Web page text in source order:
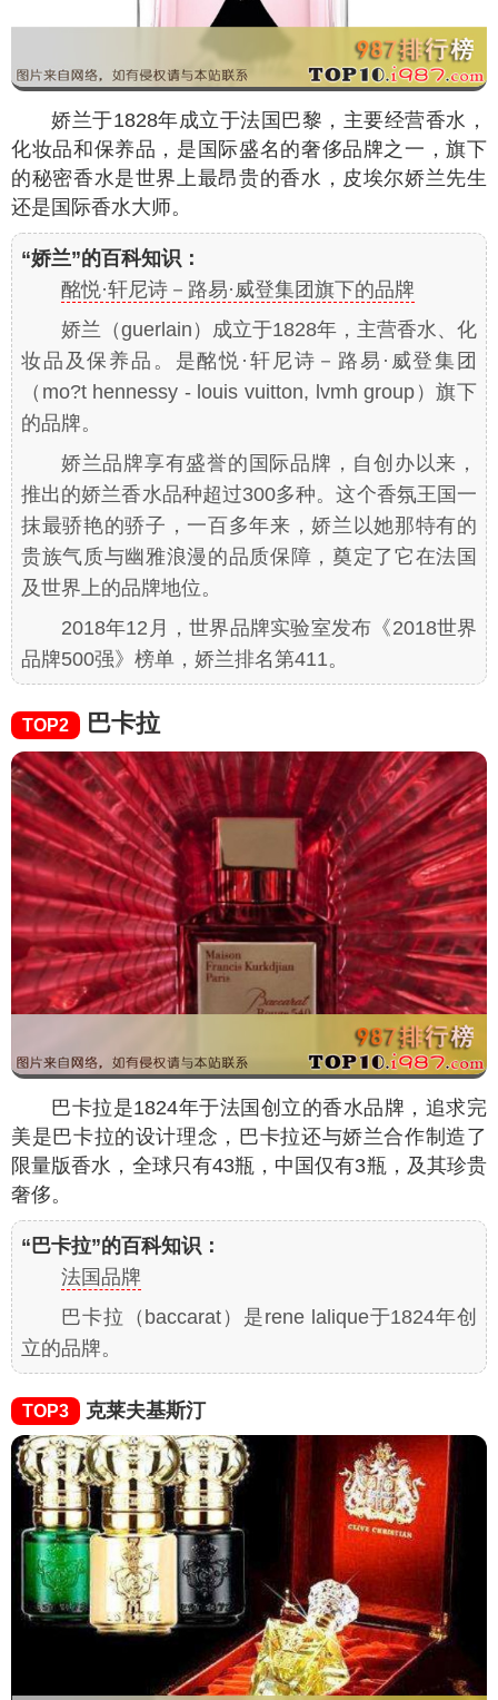
娇兰于1828年成立于法国巴黎，主要经营香水，
化妆品和保养品，是国际盛名的奢侈品牌之一，旗下
的秘密香水是世界上最昂贵的香水，皮埃尔娇兰先生
还是国际香水大师。
“娇兰”的百科知识：
酩悦·轩尼诗－路易·威登集团旗下的品牌
娇兰（guerlain）成立于1828年，主营香水、化
妆品及保养品。是酩悦·轩尼诗－路易·威登集团
（mo?t hennessy - louis vuitton, lvmh group）旗下
的品牌。
娇兰品牌享有盛誉的国际品牌，自创办以来，
推出的娇兰香水品种超过300多种。这个香氛王国一
抹最骄艳的骄子，一百多年来，娇兰以她那特有的
贵族气质与幽雅浪漫的品质保障，奠定了它在法国
及世界上的品牌地位。
2018年12月，世界品牌实验室发布《2018世界
品牌500强》榜单，娇兰排名第411。
TOP2 巴卡拉
巴卡拉是1824年于法国创立的香水品牌，追求完
美是巴卡拉的设计理念，巴卡拉还与娇兰合作制造了
限量版香水，全球只有43瓶，中国仅有3瓶，及其珍贵
奢侈。
“巴卡拉”的百科知识：
法国品牌
巴卡拉（baccarat）是rene lalique于1824年创
立的品牌。
TOP3 克莱夫基斯汀